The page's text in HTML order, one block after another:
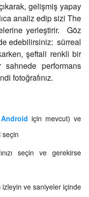
gelişmiş yapay
analiz edip sizi The
yerleştirir. Göz
edebilirsiniz: sürreal
şeftali renkli bir
sahnede performans
fotoğrafınız.
Android için mevcut) ve
seçin
seçin ve gerekirse
izleyin ve saniyeler içinde